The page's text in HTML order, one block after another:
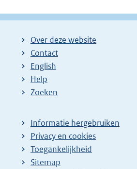
Over deze website
Contact
English
Help
Zoeken
Informatie hergebruiken
Privacy en cookies
Toegankelijkheid
Sitemap